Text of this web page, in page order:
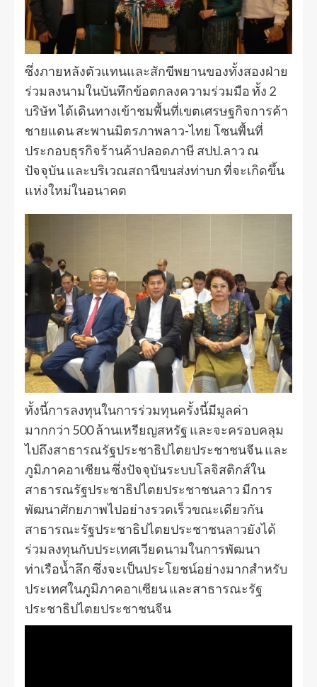
ซึ่งภายหลังตัวแทนและสักขีพยานของทั้งสองฝ่าย
ร่วมลงนามในบันทึกข้อตกลงความร่วมมือ ทั้ง 2
บริษัท ได้เดินทางเข้าชมพื้นที่เขตเศรษฐกิจการค้า
ชายแดน สะพานมิตรภาพลาว-ไทย​ โซนพื้นที่
ประกอบธุรกิจร้านค้าปลอดภาษี สปป.ลาว ณ
ปัจจุบัน และบริเวณสถานีขนส่งท่าบก ที่จะเกิดขึ้น
แห่งใหม่ในอนาคต
ทั้งนี้การลงทุนในการร่วมทุนครั้งนี้มีมูลค่า
มากกว่า 500 ล้านเหรียญสหรัฐ และจะครอบคลุม
ไปถึงสาธารณรัฐประชาธิปไตยประชาชนจีน และ
ภูมิภาคอาเซียน ซึ่งปัจจุบันระบบโลจิสติกส์ใน
สาธารณรัฐประชาธิปไตยประชาชนลาว มีการ
พัฒนาศักยภาพไปอย่างรวดเร็วขณะเดียวกัน
สาธารณะรัฐประชาธิปไตยประชาชนลาวยังได้
ร่วมลงทุนกับประเทศเวียดนามในการพัฒนา
ท่าเรือน้ำลึก ซึ่งจะเป็นประโยชน์อย่างมากสำหรับ
ประเทศในภูมิภาคอาเซียน และสาธารณะรัฐ
ประชาธิปไตยประชาชนจีน